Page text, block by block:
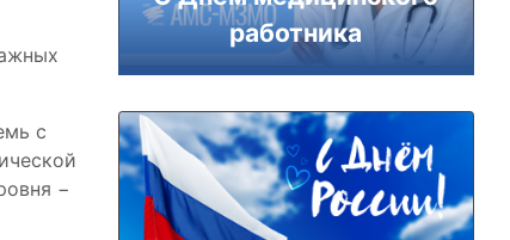
с
−
работника